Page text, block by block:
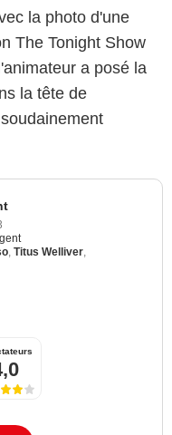
la photo d'une
The Tonight Show
a posé la
la tête de
Titus Welliver